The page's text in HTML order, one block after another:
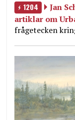
1204
Jan
artiklar om
frågetecken